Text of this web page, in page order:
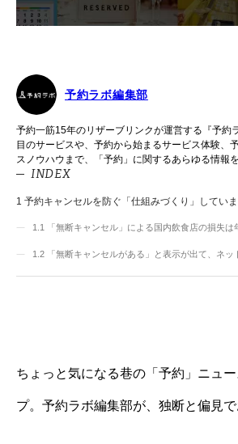
予約ラボ編集部
予約一筋15年のリザーブリンクが運営する『予約
目のサービスや、予約から始まるサービス体験、
スノウハウまで、「予約」に関するあらゆる情報
INDEX
1 予約キャンセルを防ぐ「仕組みづくり」してい
1.1 「無断キャンセル」による国内飲食店の損失は
1.2 「無断キャンセルがある」と表示が出て、ネッ
ちょっと気になる巷の「予約」ニュ
プ。予約ラボ編集部が、独断と偏見で